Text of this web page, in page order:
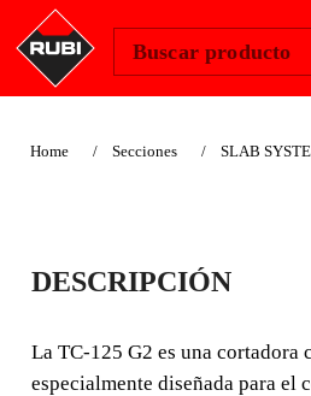
Buscar producto
Home Secciones SLAB
CIRCULAR
G2
DESCRIPCIÓN
La TC-125 G2 es una
especialmente diseñada para el